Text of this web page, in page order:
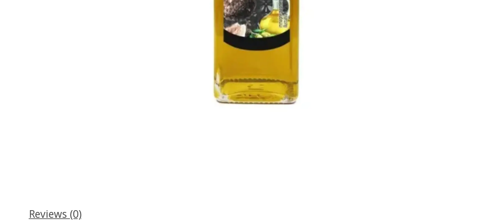
Reviews (0)